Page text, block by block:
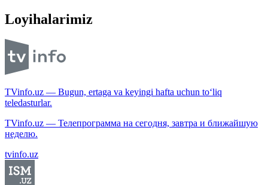
Loyihalarimiz
TVinfo.uz — Bugun, ertaga va keyingi hafta uchun to‘liq
teledasturlar.
TVinfo.uz — Телепрограмма на сегодня, завтра и ближайшую
неделю.
tvinfo.uz